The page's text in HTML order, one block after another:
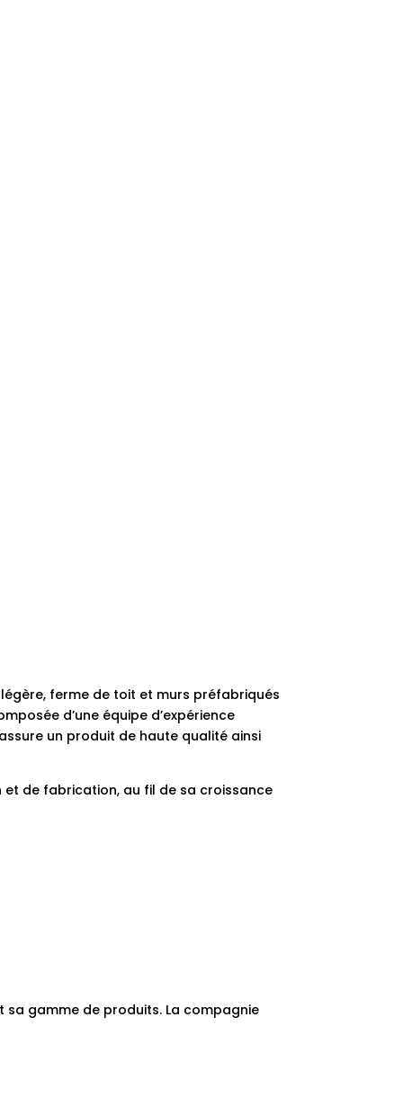
ferme de toit et murs préfabriqués
d’une équipe d’expérience
un produit de haute qualité ainsi
de fabrication, au fil de sa croissance
gamme de produits. La compagnie